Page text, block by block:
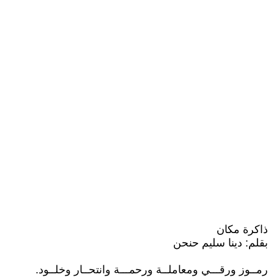
ذاكرة مكان
بقلم: دينا سليم حنحن
رمــوز ورقـــي ومعاملــة ورحمـــة وانتحــار وخلــود.